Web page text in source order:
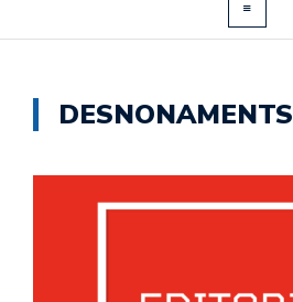
DESNONAMENTS